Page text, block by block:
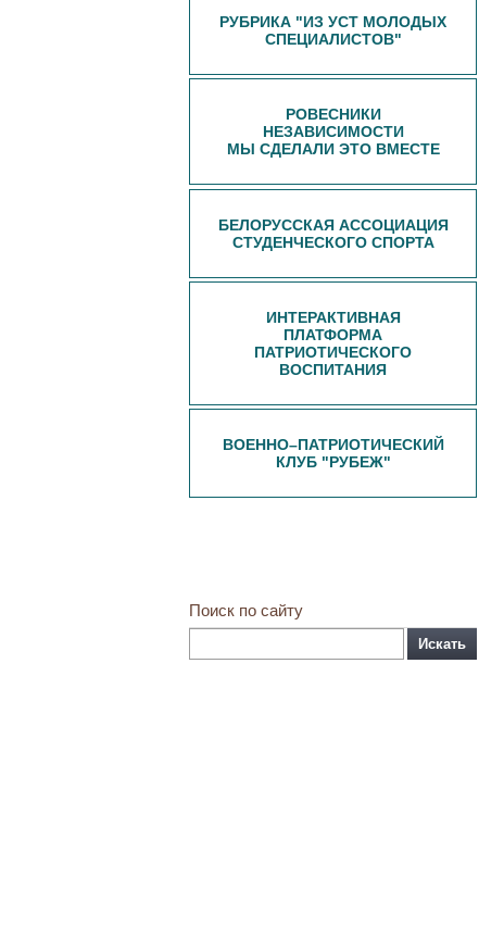
РУБРИКА "ИЗ УСТ МОЛОДЫХ
СПЕЦИАЛИСТОВ"
РОВЕСНИКИ
НЕЗАВИСИМОСТИ
МЫ СДЕЛАЛИ ЭТО ВМЕСТЕ
БЕЛОРУССКАЯ АССОЦИАЦИЯ
СТУДЕНЧЕСКОГО СПОРТА
ИНТЕРАКТИВНАЯ
ПЛАТФОРМА
ПАТРИОТИЧЕСКОГО
ВОСПИТАНИЯ
ВОЕННО–ПАТРИОТИЧЕСКИЙ
КЛУБ "РУБЕЖ"
Поиск по сайту